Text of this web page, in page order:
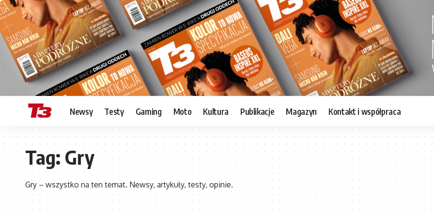
Newsy Testy Gaming Moto Kultura Publikacje Magazyn Kontakt i współpraca
Tag:Gry
Gry – wszystko na ten temat. Newsy, artykuły, testy, opinie.